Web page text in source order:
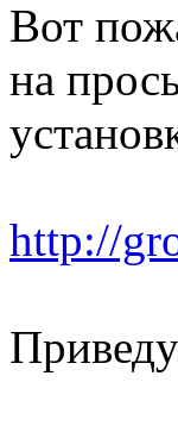
Вот
на
http://